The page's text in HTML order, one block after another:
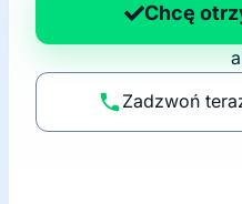
p
li
t
Chcę
Zadzwoń